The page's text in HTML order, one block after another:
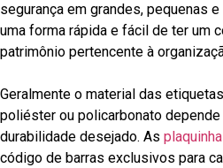
segurança em grandes, pequenas
uma forma rápida e fácil de ter um
patrimônio pertencente à
Geralmente o material das
poliéster ou policarbonato
durabilidade desejado. As
código de barras exclusivos para